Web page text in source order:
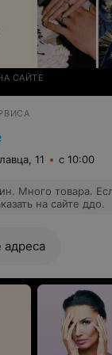
себя как магазин
САЙТЕ
11 с 10:00
Много товара.
на сайте ддо.
адреса